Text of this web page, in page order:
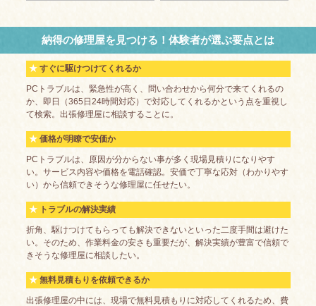
納得の修理屋を見つける！体験者が選ぶ要点とは
すぐに駆けつけてくれるか
PCトラブルは、緊急性が高く、問い合わせから何分で来てくれるの
か、即日（365日24時間対応）で対応してくれるかという点を重視し
て検索。出張修理屋に相談することに。
価格が明瞭で安価か
PCトラブルは、原因が分からない事が多く現場見積りになりやす
い。サービス内容や価格を電話確認。安価で丁寧な応対（わかりやす
い）から信頼できそうな修理屋に任せたい。
トラブルの解決実績
折角、駆けつけてもらっても解決できないといった二度手間は避けた
い。そのため、作業料金の安さも重要だが、解決実績が豊富で信頼で
きそうな修理屋に相談したい。
無料見積もりを依頼できるか
出張修理屋の中には、現場で無料見積もりに対応してくれるため、費